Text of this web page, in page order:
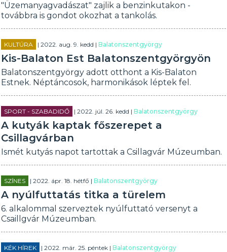
"Üzemanyagvadászat" zajlik a benzinkutakon -
továbbra is gondot okozhat a tankolás.
KULTÚRA | 2022. aug. 9. kedd |Balatonszentgyörgy
Kis-Balaton Est Balatonszentgyörgyön
Balatonszentgyörgy adott otthont a Kis-Balaton
Estnek. Néptáncosok, harmonikások léptek fel.
SPORT - SZABADIDŐ | 2022. júl. 26. kedd |Balatonszentgyörgy
A kutyák kaptak főszerepet a
Csillagvárban
Ismét kutyás napot tartottak a Csillagvár Múzeumban.
SZÍNES | 2022. ápr. 18. hétfő |Balatonszentgyörgy
A nyúlfuttatás titka a türelem
6. alkalommal szerveztek nyúlfuttató versenyt a
Csaillgvár Múzeumban.
KÉK HÍREK | 2022. már. 25. péntek |Balatonszentgyörgy